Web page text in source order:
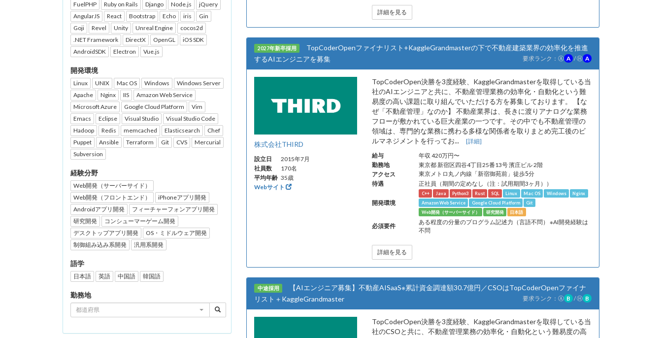
FuelPHP
Ruby on Rails Django Node.js
jQuery
AngularJS
React Bootstrap Echo iris
Gin
Goji
Revel Unity Unreal Engine
cocos2d
.NET Framework
DirectX OpenGL
iOS SDK
AndroidSDK
Electron Vue.js
開発環境
Linux UNIX Mac OS Windows
Windows Server
Apache
Nginx IIS
Amazon Web Service
Microsoft Azure
Google Cloud Platform
Vim
Emacs
Eclipse Visual Studio
Visual Studio Code
Hadoop
Redis memcached Elasticsearch
Chef
Puppet
Ansible Terraform Git CVS
Mercurial
Subversion
経験分野
Web開発（サーバーサイド）
Web開発（フロントエンド）
iPhoneアプリ開発
Androidアプリ開発
フィーチャーフォンアプリ開発
研究開発
コンシューマーゲーム開発
デスクトップアプリ開発
OS・ミドルウェア開発
制御組み込み系開発
汎用系開発
語学
日本語 英語 中国語 韓国語
勤務地
都道府県
詳細を見る
2027年新卒採用
TopCoderOpenファイナリスト+KaggleGrandmasterの下で不動産建築業界の効率化を推進
するAIエンジニアを募集
要求ランク： Ⓐ A /Ⓗ A
株式会社THIRD
設立日
2015年7月
社員数
170名
平均年齢 35歳
Webサイト
TopCoderOpen決勝を3度経験、KaggleGrandmasterを取得している当
社のAIエンジニアと共に、不動産管理業務の効率化・自動化という難
易度の高い課題に取り組んでいただける方を募集しております。 【な
ぜ「不動産管理」なのか】 不動産業界は、長きに渡りアナログな業務
フローが敷かれている巨大産業の一つです。その中でも不動産管理の
領域は、専門的な業務に携わる多様な関係者を取りまとめ完工後のビ
ルマネジメントを行ってお... [詳細]
給与
年収 420万円〜
勤務地
東京都 新宿区四谷4丁目25番13号 濱庄ビル 2階
アクセス
東京メトロ丸ノ内線「新宿御苑前」徒歩5分
待遇 正社員（期間の定めなし（注：試用期間3ヶ月））
開発環境
C++ Java Python3 Rust SQL Linux Mac OS Windows
Nginx
Amazon Web Service
Google Cloud Platform
Git
Web開発（サーバーサイド）
研究開発 日本語
必須要件
ある程度の分量のプログラム記述力（言語不問） ※AI開発経験は
不問
詳細を見る
中途採用
【AIエンジニア募集】不動産AISaaS※累計資金調達額30.7億円／CSOはTopCoderOpenファイナ
リスト＋KaggleGrandmaster
要求ランク： Ⓐ B /Ⓗ B
TopCoderOpen決勝を3度経験、KaggleGrandmasterを取得している当
社のCSOと共に、不動産管理業務の効率化・自動化という難易度の高